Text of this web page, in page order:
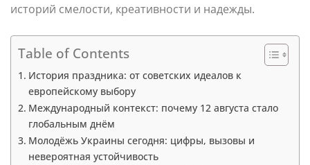
историй смелости, креативности и надежды.
Table of Contents
История праздника: от советских идеалов к
европейскому выбору
Международный контекст: почему 12 августа стало
глобальным днём
Молодёжь Украины сегодня: цифры, вызовы и
невероятная устойчивость